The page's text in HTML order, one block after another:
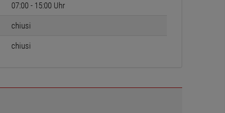
07:00 - 15:00 Uhr
chiusi
chiusi